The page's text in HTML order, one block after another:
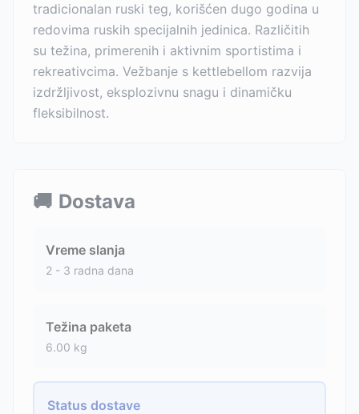
tradicionalan ruski teg, korišćen dugo godina u
redovima ruskih specijalnih jedinica. Različitih
su težina, primerenih i aktivnim sportistima i
rekreativcima. Vežbanje s kettlebellom razvija
izdržljivost, eksplozivnu snagu i dinamičku
fleksibilnost.
🚚 Dostava
Vreme slanja
2 - 3 radna dana
Težina paketa
6.00 kg
Status dostave